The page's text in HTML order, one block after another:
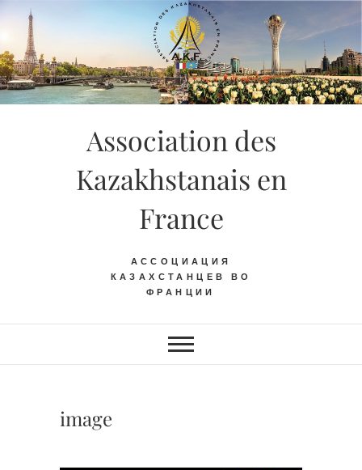
Skip
content
Association des
Kazakhstanais en
France
АССОЦИАЦИЯ
КАЗАХСТАНЦЕВ ВО
ФРАНЦИИ
image